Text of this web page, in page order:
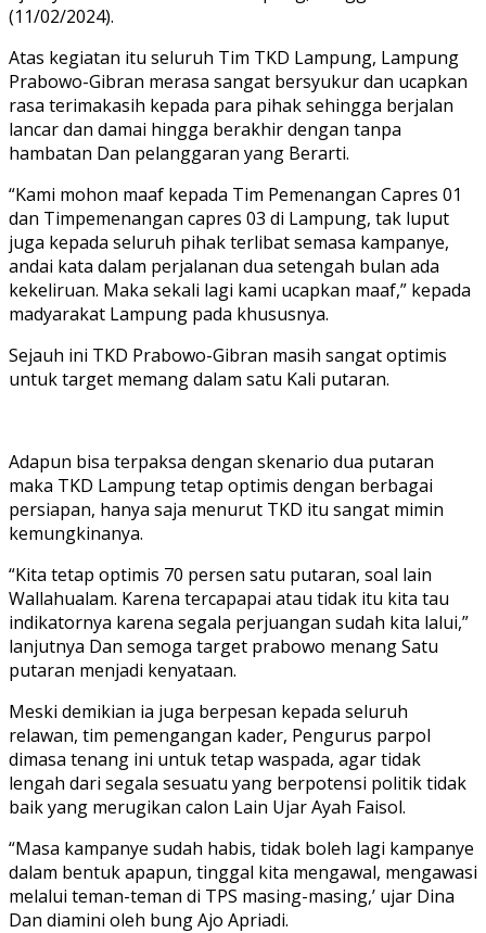
(11/02/2024).
Atas kegiatan itu seluruh Tim TKD Lampung, Lampung
Prabowo-Gibran merasa sangat bersyukur dan ucapkan
rasa terimakasih kepada para pihak sehingga berjalan
lancar dan damai hingga berakhir dengan tanpa
hambatan Dan pelanggaran yang Berarti.
“Kami mohon maaf kepada Tim Pemenangan Capres 01
dan Timpemenangan capres 03 di Lampung, tak luput
juga kepada seluruh pihak terlibat semasa kampanye,
andai kata dalam perjalanan dua setengah bulan ada
kekeliruan. Maka sekali lagi kami ucapkan maaf,” kepada
madyarakat Lampung pada khususnya.
Sejauh ini TKD Prabowo-Gibran masih sangat optimis
untuk target memang dalam satu Kali putaran.
Adapun bisa terpaksa dengan skenario dua putaran
maka TKD Lampung tetap optimis dengan berbagai
persiapan, hanya saja menurut TKD itu sangat mimin
kemungkinanya.
“Kita tetap optimis 70 persen satu putaran, soal lain
Wallahualam. Karena tercapapai atau tidak itu kita tau
indikatornya karena segala perjuangan sudah kita lalui,”
lanjutnya Dan semoga target prabowo menang Satu
putaran menjadi kenyataan.
Meski demikian ia juga berpesan kepada seluruh
relawan, tim pemengangan kader, Pengurus parpol
dimasa tenang ini untuk tetap waspada, agar tidak
lengah dari segala sesuatu yang berpotensi politik tidak
baik yang merugikan calon Lain Ujar Ayah Faisol.
“Masa kampanye sudah habis, tidak boleh lagi kampanye
dalam bentuk apapun, tinggal kita mengawal, mengawasi
melalui teman-teman di TPS masing-masing,’ ujar Dina
Dan diamini oleh bung Ajo Apriadi.